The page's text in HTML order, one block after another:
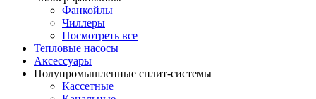
Фанкойлы
Чиллеры
Посмотреть все
Тепловые насосы
Аксессуары
Полупромышленные сплит-системы
Кассетные